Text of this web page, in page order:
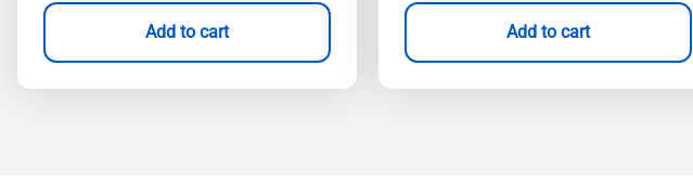
Add to cart Add to cart